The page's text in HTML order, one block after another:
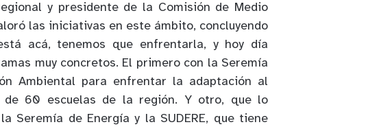
y presidente de la Comisión de Medio
las iniciativas en este ámbito, concluyendo
acá, tenemos que enfrentarla, y hoy día
muy concretos. El primero con la Seremía
Ambiental para enfrentar la adaptación al
de 60 escuelas de la región. Y otro, que lo
Seremía de Energía y la SUDERE, que tiene